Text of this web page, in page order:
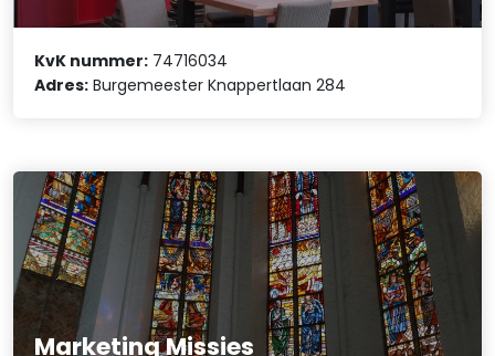
KvK nummer: 74716034
Adres: Burgemeester Knappertlaan 284
Marketing Missies